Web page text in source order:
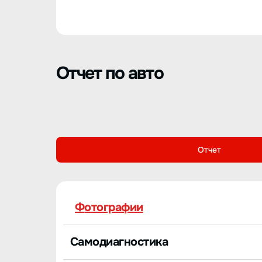
Отчет по авто
Отчет
Фотографии
Самодиагностика